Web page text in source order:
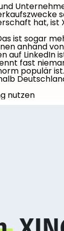
hat, ist
ist sogar
anhand
LinkedIn
fast
populär
nutzen